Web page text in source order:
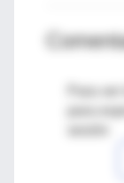
Para